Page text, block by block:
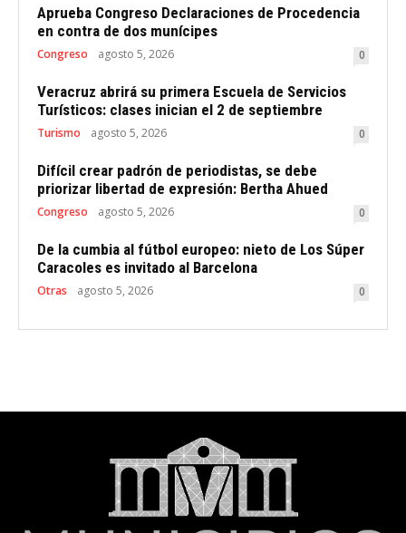
Aprueba Congreso Declaraciones de Procedencia
en contra de dos munícipes
Congreso agosto 5, 2026 0
Veracruz abrirá su primera Escuela de Servicios
Turísticos: clases inician el 2 de septiembre
Turismo agosto 5, 2026 0
Difícil crear padrón de periodistas, se debe
priorizar libertad de expresión: Bertha Ahued
Congreso agosto 5, 2026 0
De la cumbia al fútbol europeo: nieto de Los Súper
Caracoles es invitado al Barcelona
Otras agosto 5, 2026 0